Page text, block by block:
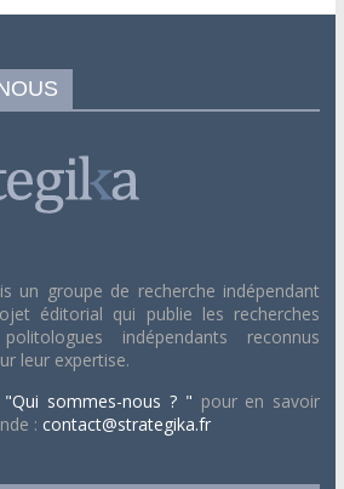
un groupe de recherche indépendant
éditorial qui publie les recherches
indépendants reconnus
leur expertise.
"Qui sommes-nous ? " pour en savoir
: contact@strategika.fr